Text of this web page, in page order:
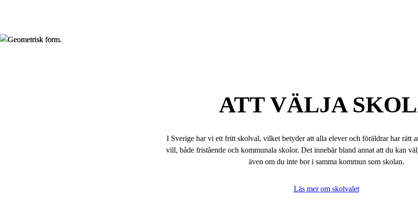
ATT VÄLJA
I Sverige har vi ett fritt skolval, vilket betyder att alla elever och föräldrar har rätt
vill, både fristående och kommunala skolor. Det innebär bland annat att du kan
även om du inte bor i samma kommun som skolan.
Läs mer om skolvalet